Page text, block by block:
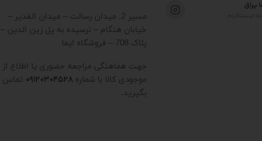
مسیر 2. میدان رسالت – میدان الغدیر –
خیابان هنگام – نرسیده به پل زین الدین –
پلاک 708 – فروشگاه ایما
جهت هماهنگی مراجعه حضوری یا اطلاع از
موجودی کالا با شماره ۰۹۱۲۰۳۰۴۵۲۸ تماس
بگیرید.